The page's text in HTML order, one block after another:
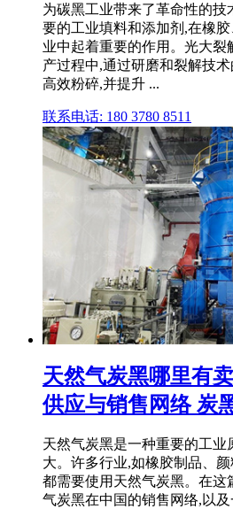
为碳黑工业带来了革命性的
要的工业填料和添加剂,在橡
业中起着重要的作用。光大裂
产过程中,通过研磨和裂解技
高效粉碎,并提升 ...
联系电话: 180 3780 8511
天然气炭黑哪里有
供应与销售网络 炭
天然气炭黑是一种重要的工业
大。许多行业,如橡胶制品、
都需要使用天然气炭黑。在这
气炭黑在中国的销售网络,以